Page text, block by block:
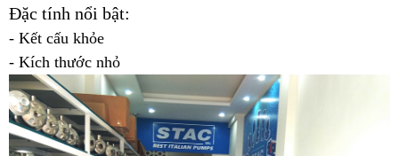
Đặc tính nổi bật:
- Kết cấu khỏe
- Kích thước nhỏ